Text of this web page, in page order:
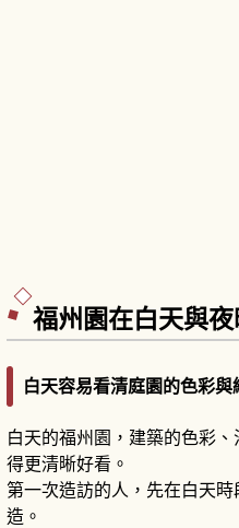
福州園在白天與
白天容易看清庭園的色彩與
白天的福州園，建築的色彩
得更清晰好看。
第一次造訪的人，先在白天
造。